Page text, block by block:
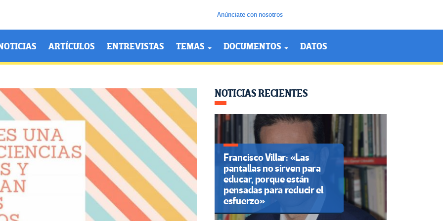
Anúnciate con nosotros
ARTÍCULOS ENTREVISTAS TEMAS DOCUMENTOS DATOS
NOTICIAS RECIENTES
Francisco Villar: «Las
pantallas no sirven para
educar, porque están
pensadas para reducir el
esfuerzo»